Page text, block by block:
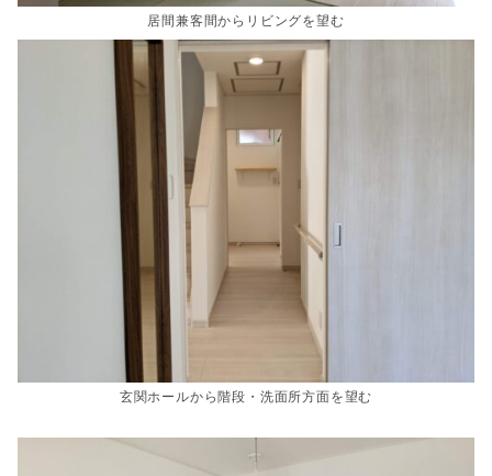
居間兼客間からリビングを望む
玄関ホールから階段・洗面所方面を望む